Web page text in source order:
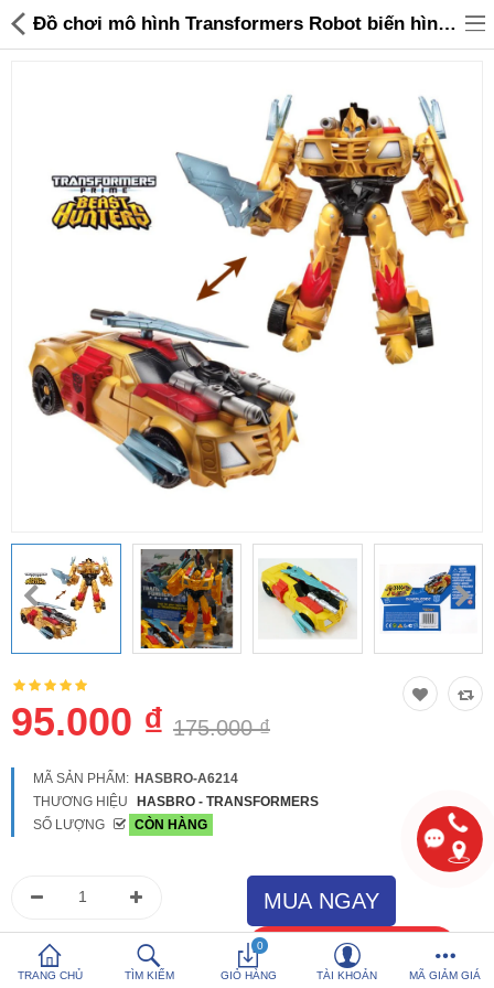
Đồ gia dụng & Nhà cửa
Đồ chơi trẻ em
Sản phẩm khác
Thương hiệu
So sánh Yêu thích (0)
Hotline: 0816 505 655
Tải App SanHangRe nhận Quà
TRANG CHỦ TÌM KIẾM
0
GIỎ HÀNG TÀI KHOẢN MÃ GIẢM GIÁ
Đồ chơi mô hình Transformers Robot biến hình Beast Hunters Bumblebee (Box) - 95,000 | Sanhangre
95.000 ₫ 175.000 ₫
MÃ SẢN PHẨM: HASBRO-A6214
THƯƠNG HIỆU
HASBRO - TRANSFORMERS
SỐ LƯỢNG
CÒN HÀNG